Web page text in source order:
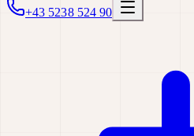
+43 5238 524 90